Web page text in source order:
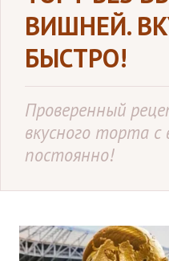
ВИШНЕЙ.
БЫСТРО!
Проверенный
вкусного торта
постоянно!